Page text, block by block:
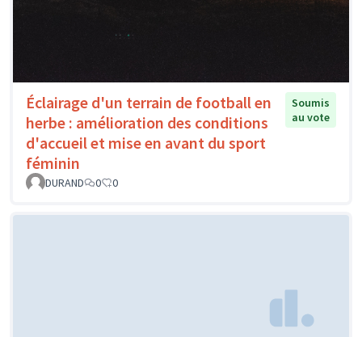
Éclairage d'un terrain de football en
herbe : amélioration des conditions
d'accueil et mise en avant du sport
féminin
Soumis
au vote
DURAND 0 0